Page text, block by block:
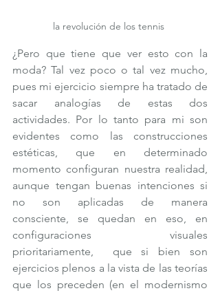
la revolución de los tennis
¿Pero que tiene que ver esto con la
moda? Tal vez poco o tal vez mucho,
pues mi ejercicio siempre ha tratado de
sacar analogías de estas dos
actividades. Por lo tanto para mi son
evidentes como las construcciones
estéticas, que en determinado
momento configuran nuestra realidad,
aunque tengan buenas intenciones si
no son aplicadas de manera
consciente, se quedan en eso, en
configuraciones visuales
prioritariamente,  que si bien son
ejercicios plenos a la vista de las teorías
que los preceden (en el modernismo